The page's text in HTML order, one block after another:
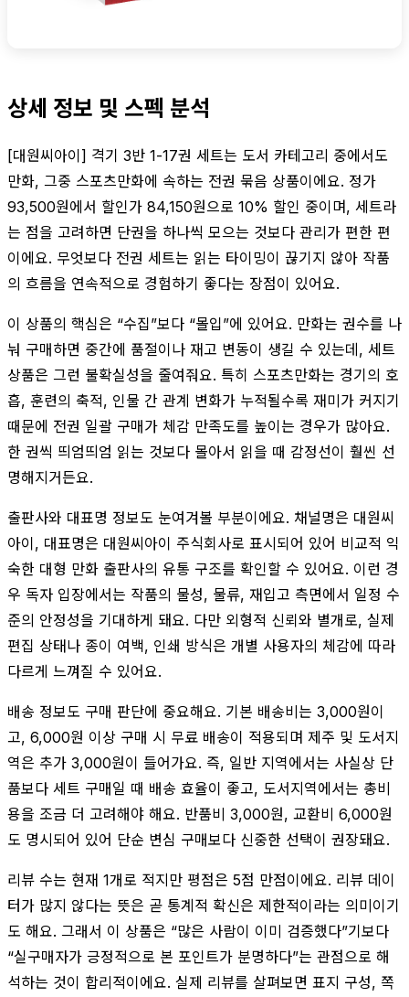
상세 정보 및 스펙 분석
[대원씨아이] 격기 3반 1-17권 세트는 도서 카테고리 중에서도
만화, 그중 스포츠만화에 속하는 전권 묶음 상품이에요. 정가
93,500원에서 할인가 84,150원으로 10% 할인 중이며, 세트라
는 점을 고려하면 단권을 하나씩 모으는 것보다 관리가 편한 편
이에요. 무엇보다 전권 세트는 읽는 타이밍이 끊기지 않아 작품
의 흐름을 연속적으로 경험하기 좋다는 장점이 있어요.
이 상품의 핵심은 “수집”보다 “몰입”에 있어요. 만화는 권수를 나
눠 구매하면 중간에 품절이나 재고 변동이 생길 수 있는데, 세트
상품은 그런 불확실성을 줄여줘요. 특히 스포츠만화는 경기의 호
흡, 훈련의 축적, 인물 간 관계 변화가 누적될수록 재미가 커지기
때문에 전권 일괄 구매가 체감 만족도를 높이는 경우가 많아요.
한 권씩 띄엄띄엄 읽는 것보다 몰아서 읽을 때 감정선이 훨씬 선
명해지거든요.
출판사와 대표명 정보도 눈여겨볼 부분이에요. 채널명은 대원씨
아이, 대표명은 대원씨아이 주식회사로 표시되어 있어 비교적 익
숙한 대형 만화 출판사의 유통 구조를 확인할 수 있어요. 이런 경
우 독자 입장에서는 작품의 물성, 물류, 재입고 측면에서 일정 수
준의 안정성을 기대하게 돼요. 다만 외형적 신뢰와 별개로, 실제
편집 상태나 종이 여백, 인쇄 방식은 개별 사용자의 체감에 따라
다르게 느껴질 수 있어요.
배송 정보도 구매 판단에 중요해요. 기본 배송비는 3,000원이
고, 6,000원 이상 구매 시 무료 배송이 적용되며 제주 및 도서지
역은 추가 3,000원이 들어가요. 즉, 일반 지역에서는 사실상 단
품보다 세트 구매일 때 배송 효율이 좋고, 도서지역에서는 총비
용을 조금 더 고려해야 해요. 반품비 3,000원, 교환비 6,000원
도 명시되어 있어 단순 변심 구매보다 신중한 선택이 권장돼요.
리뷰 수는 현재 1개로 적지만 평점은 5점 만점이에요. 리뷰 데이
터가 많지 않다는 뜻은 곧 통계적 확신은 제한적이라는 의미이기
도 해요. 그래서 이 상품은 “많은 사람이 이미 검증했다”기보다
“실구매자가 긍정적으로 본 포인트가 분명하다”는 관점으로 해
석하는 것이 합리적이에요. 실제 리뷰를 살펴보면 표지 구성, 쪽